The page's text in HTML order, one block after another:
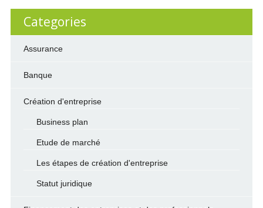
Categories
Assurance
Banque
Création d'entreprise
Business plan
Etude de marché
Les étapes de création d'entreprise
Statut juridique